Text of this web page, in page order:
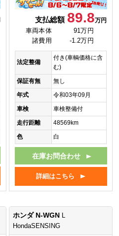
支払総額 89.8万円
車両本体
91万円
諸費用
-1.2万円
法定整備
付き(車輌価格に含
む)
保証有無
無し
年式
令和03年09月
車検
車検整備付
走行距離
48569km
色
白
在庫お問合わせ
詳細はこちら
ホンダ N-WGN L
HondaSENSING